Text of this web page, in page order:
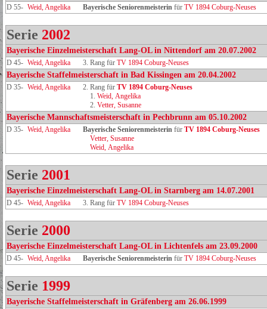
D 55- Weid, Angelika Bayerische Seniorenmeisterin für TV 1894 Coburg-Neuses
Serie 2002
Bayerische Einzelmeisterschaft Lang-OL in Nittendorf am 20.07.2002
D 45- Weid, Angelika 3. Rang für TV 1894 Coburg-Neuses
Bayerische Staffelmeisterschaft in Bad Kissingen am 20.04.2002
D 35- Weid, Angelika 2. Rang für TV 1894 Coburg‑Neuses
1. Weid, Angelika
2. Vetter, Susanne
Bayerische Mannschaftsmeisterschaft in Pechbrunn am 05.10.2002
D 35- Weid, Angelika Bayerische Seniorenmeisterin für TV 1894 Coburg‑Neuses
Vetter, Susanne
Weid, Angelika
Serie 2001
Bayerische Einzelmeisterschaft Lang-OL in Starnberg am 14.07.2001
D 45- Weid, Angelika 3. Rang für TV 1894 Coburg-Neuses
Serie 2000
Bayerische Einzelmeisterschaft Lang-OL in Lichtenfels am 23.09.2000
D 45- Weid, Angelika Bayerische Seniorenmeisterin für TV 1894 Coburg-Neuses
Serie 1999
Bayerische Staffelmeisterschaft in Gräfenberg am 26.06.1999